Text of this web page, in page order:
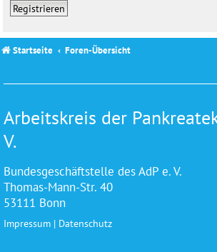
Registrieren
Startseite Foren-Übersicht
Arbeitskreis der
V.
Bundesgeschäftstelle des AdP e. V.
Thomas-Mann-Str. 40
53111 Bonn
Impressum | Datenschutz